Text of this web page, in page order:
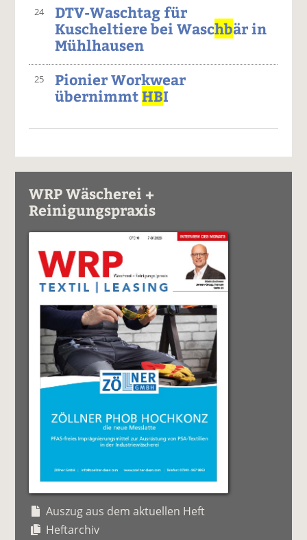
24
DTV-Waschtag für
Kuscheltiere bei Waschbär in
Mühlhausen
25
Pionier Workwear
übernimmtHBI
WRP Wäscherei +
Reinigungspraxis
Auszug aus dem aktuellen Heft
Heftarchiv